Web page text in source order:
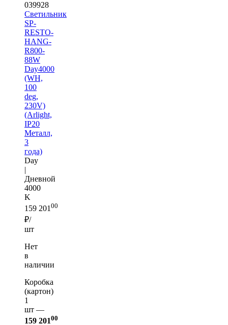
039928
Светильник
SP-
RESTO-
HANG-
R800-
88W
Day4000
(WH,
100
deg,
230V)
(Arlight,
IP20
Металл,
3
года)
Day
|
Дневной
4000
K
159 20100
₽/
шт
Нет
в
наличии
Коробка
(картон)
1
шт —
159 20100